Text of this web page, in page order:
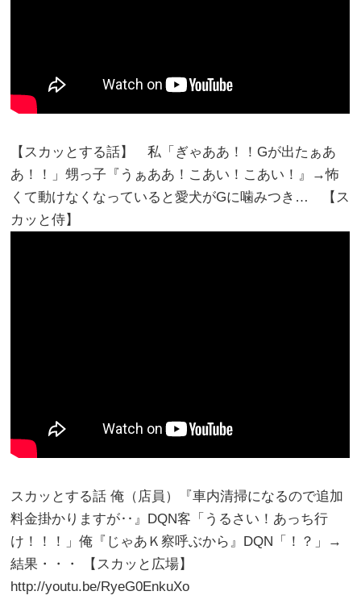
【スカッとする話】 私「ぎゃああ！！Gが出たぁあ
あ！！」甥っ子『うぁああ！こあい！こあい！』→怖
くて動けなくなっていると愛犬がGに噛みつき… 【ス
カッと侍】
スカッとする話 俺（店員）『車内清掃になるので追加
料金掛かりますが‥』DQN客「うるさい！あっち行
け！！！」俺『じゃあＫ察呼ぶから』DQN「！？」→
結果・・・ 【スカッと広場】
http://youtu.be/RyeG0EnkuXo